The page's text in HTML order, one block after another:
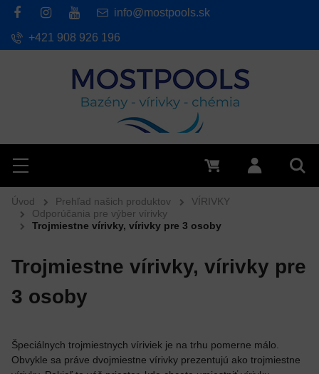
Hľadať
Menu Prihlásiť
info@mostpools.sk
+421 908 926 196
Úvod Prehľad našich produktov
VÍRIVKY
Odporúčania pre výber vírivky
Trojmiestne vírivky, vírivky pre 3 osoby
Trojmiestne vírivky, vírivky pre
3 osoby
Špeciálnych trojmiestnych víriviek je na trhu pomerne málo.
Obvykle sa práve dvojmiestne vírivky prezentujú ako trojmiestne